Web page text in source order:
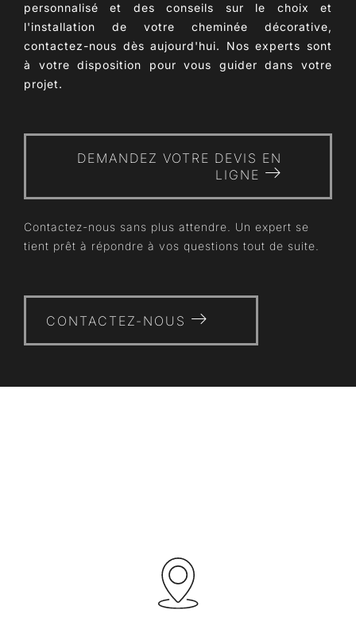
personnalisé et des conseils sur le choix et
l'installation de votre cheminée décorative,
contactez-nous dès aujourd'hui. Nos experts sont
à votre disposition pour vous guider dans votre
projet.
DEMANDEZ VOTRE DEVIS EN
LIGNE
Contactez-nous sans plus attendre. Un expert se
tient prêt à répondre à vos questions tout de suite.
CONTACTEZ-NOUS